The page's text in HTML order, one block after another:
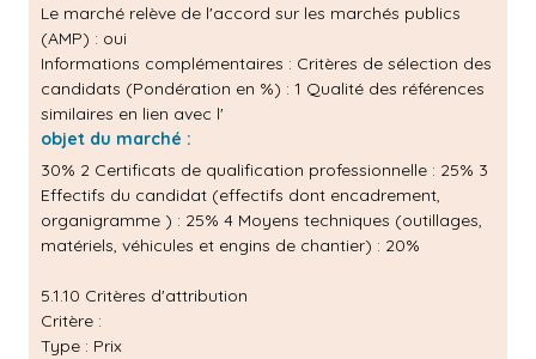
Le marché relève de l'accord sur les marchés publics
(AMP) : oui
Informations complémentaires : Critères de sélection des
candidats (Pondération en %) : 1 Qualité des références
similaires en lien avec l'
objet du marché :
30% 2 Certificats de qualification professionnelle : 25% 3
Effectifs du candidat (effectifs dont encadrement,
organigramme ) : 25% 4 Moyens techniques (outillages,
matériels, véhicules et engins de chantier) : 20%
5.1.10 Critères d'attribution
Critère :
Type : Prix